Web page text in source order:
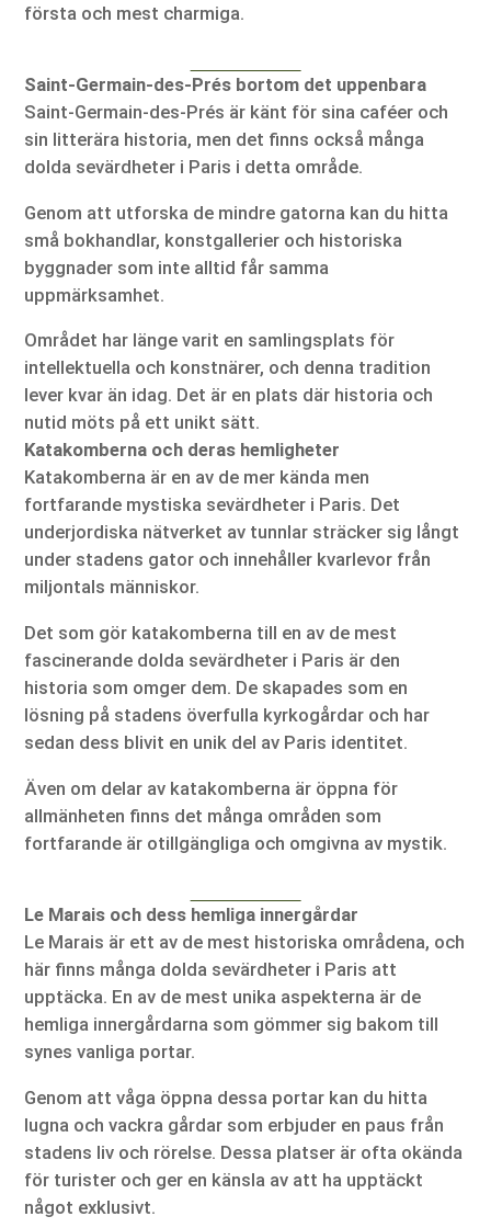
första och mest charmiga.
Saint-Germain-des-Prés bortom det uppenbara
Saint-Germain-des-Prés är känt för sina caféer och
sin litterära historia, men det finns också många
dolda sevärdheter i Paris i detta område.
Genom att utforska de mindre gatorna kan du hitta
små bokhandlar, konstgallerier och historiska
byggnader som inte alltid får samma
uppmärksamhet.
Området har länge varit en samlingsplats för
intellektuella och konstnärer, och denna tradition
lever kvar än idag. Det är en plats där historia och
nutid möts på ett unikt sätt.
Katakomberna och deras hemligheter
Katakomberna är en av de mer kända men
fortfarande mystiska sevärdheter i Paris. Det
underjordiska nätverket av tunnlar sträcker sig långt
under stadens gator och innehåller kvarlevor från
miljontals människor.
Det som gör katakomberna till en av de mest
fascinerande dolda sevärdheter i Paris är den
historia som omger dem. De skapades som en
lösning på stadens överfulla kyrkogårdar och har
sedan dess blivit en unik del av Paris identitet.
Även om delar av katakomberna är öppna för
allmänheten finns det många områden som
fortfarande är otillgängliga och omgivna av mystik.
Le Marais och dess hemliga innergårdar
Le Marais är ett av de mest historiska områdena, och
här finns många dolda sevärdheter i Paris att
upptäcka. En av de mest unika aspekterna är de
hemliga innergårdarna som gömmer sig bakom till
synes vanliga portar.
Genom att våga öppna dessa portar kan du hitta
lugna och vackra gårdar som erbjuder en paus från
stadens liv och rörelse. Dessa platser är ofta okända
för turister och ger en känsla av att ha upptäckt
något exklusivt.